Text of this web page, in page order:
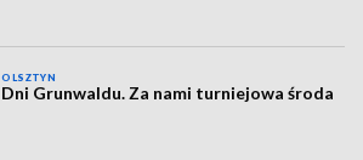
OLSZTYN
Dni Grunwaldu. Za nami turniejowa środa